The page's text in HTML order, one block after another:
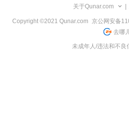
关于Qunar.com
Copyright ©2021 Qunar.com 京公网安备
去哪
未成年人/违法和不